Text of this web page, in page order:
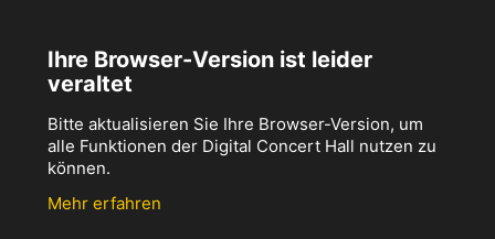
Ihre Browser-Version ist leider
veraltet
Bitte aktualisieren Sie Ihre Browser-Version, um
alle Funktionen der Digital Concert Hall nutzen zu
können.
Mehr erfahren